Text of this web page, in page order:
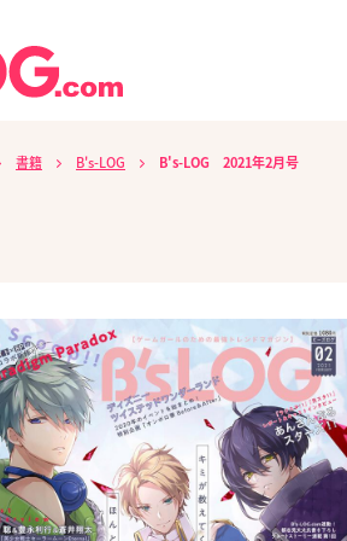
書籍 B's-LOG B's-LOG 2021年2月号